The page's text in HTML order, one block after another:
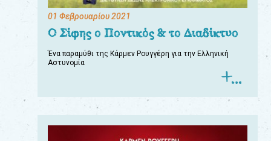
01 Φεβρουαρίου 2021
Ο Σίφης ο Ποντικός & το Διαδίκτυο
Ένα παραμύθι της Κάρμεν Ρουγγέρη για την Ελληνική
Αστυνομία